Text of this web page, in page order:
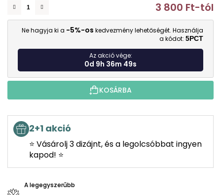
3 800 Ft-tól
Ne hagyja ki a -5%-os kedvezmény lehetőségét. Használja
a kódot: 5PCT
Az akció vége:
0d 9h 36m 49s
KOSÁRBA
2+1 akció
⭐ Vásárolj 3 dizájnt, és a legolcsóbbat ingyen
kapod! ⭐
A legegyszerűbb